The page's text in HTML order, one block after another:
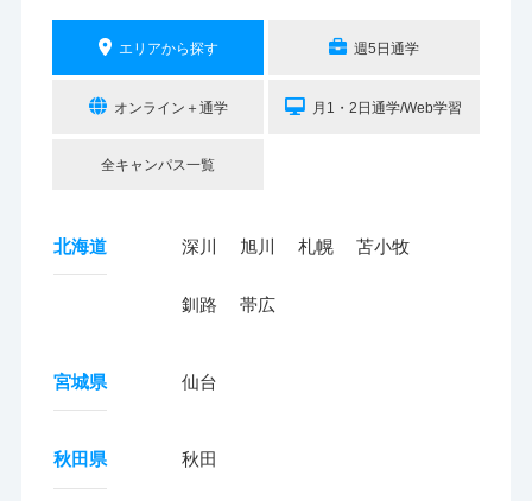
エリアから探す 週5日通学
オンライン＋通学 月1・2日通学/Web学習
全キャンパス一覧
北海道 深川 旭川 札幌 苫小牧
釧路 帯広
宮城県 仙台
秋田県 秋田